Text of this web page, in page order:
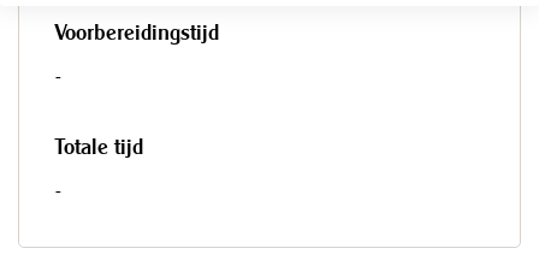
Voorbereidingstijd
-
Totale tijd
-